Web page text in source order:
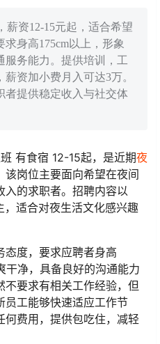
薪资12-15元起，适合希望
身高175cm以上，形象
服务能力。提供培训，工
资加小费月入可达3万。
者提供稳定收入与社交体
有食宿 12-15起，是近期夜
岗位主要面向希望在夜间
入的求职者。招聘内容以
适合对夜生活文化感兴趣
态度，要求应聘者身高
干净，具备良好的沟通能力
要求有相关工作经验，但
员工能够快速适应工作节
费用，提供包吃住，减轻